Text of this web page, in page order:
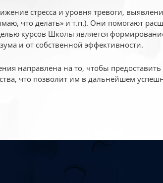
стресса и уровня тревоги,
что делать» и т.п.). Они помогают
курсов Школы является
и от собственной эффективности.
направлена на то, чтобы предоставить
что позволит им в дальнейшем